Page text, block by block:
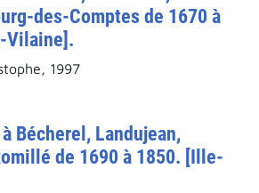
des-Comptes de 1670 à
Vilaine].
1997
Bécherel, Landujean,
de 1690 à 1850. [Ille-